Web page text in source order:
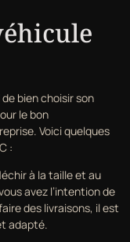
bien choisir son
le bon
Voici quelques
:
à la taille et au
avez l’intention de
des livraisons, il est
adapté.